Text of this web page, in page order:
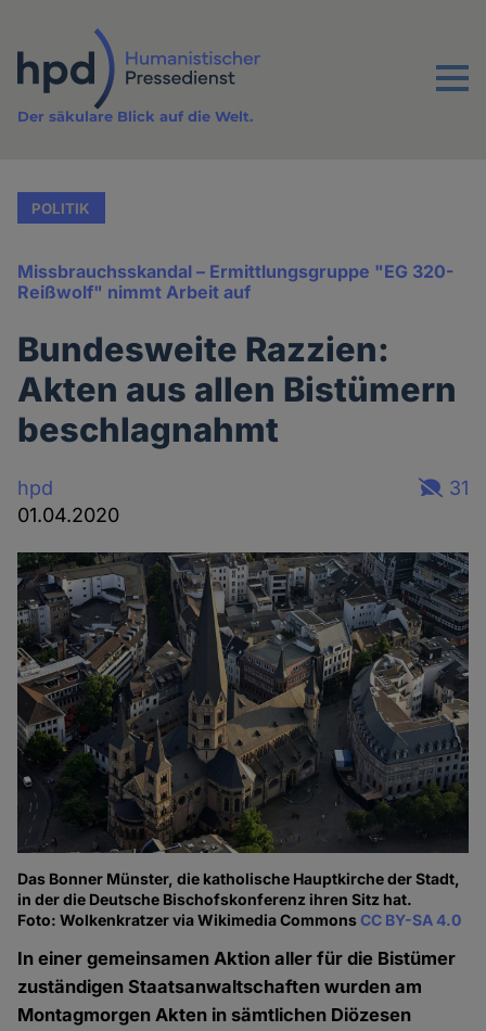
Inhalt
Menu
Der säkulare Blick auf die Welt.
POLITIK
Missbrauchsskandal – Ermittlungsgruppe "EG 320-
Reißwolf" nimmt Arbeit auf
Bundesweite Razzien:
Akten aus allen Bistümern
beschlagnahmt
hpd
01.04.2020
31
Das Bonner Münster, die katholische Hauptkirche der Stadt,
in der die Deutsche Bischofskonferenz ihren Sitz hat.
Foto: Wolkenkratzer via Wikimedia CommonsCC BY-SA 4.0
In einer gemeinsamen Aktion aller für die Bistümer
zuständigen Staatsanwaltschaften wurden am
Montagmorgen Akten in sämtlichen Diözesen